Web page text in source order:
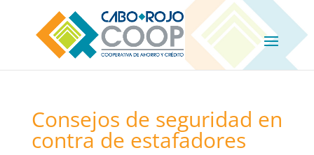
Consejos de seguridad en
contra de estafadores